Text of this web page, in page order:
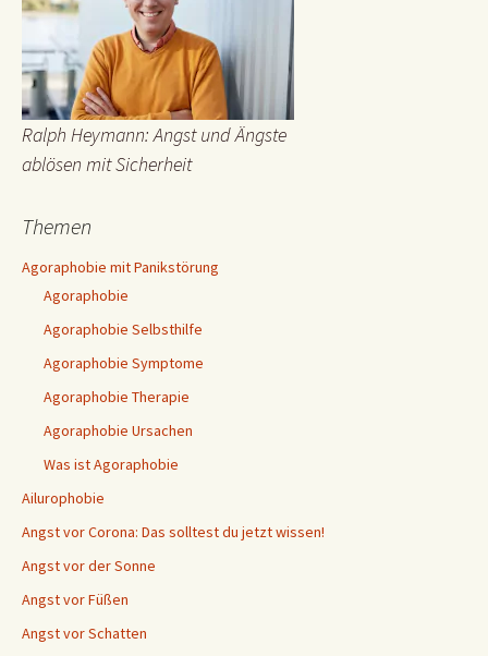
Ralph Heymann: Angst und Ängste
ablösen mit Sicherheit
Themen
Agoraphobie mit Panikstörung
Agoraphobie
Agoraphobie Selbsthilfe
Agoraphobie Symptome
Agoraphobie Therapie
Agoraphobie Ursachen
Was ist Agoraphobie
Ailurophobie
Angst vor Corona: Das solltest du jetzt wissen!
Angst vor der Sonne
Angst vor Füßen
Angst vor Schatten